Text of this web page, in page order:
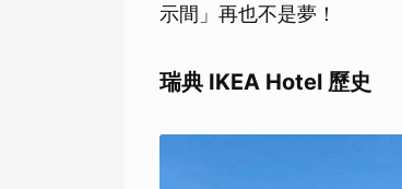
示間」再也不是夢！
瑞典 IKEA Hotel 歷史